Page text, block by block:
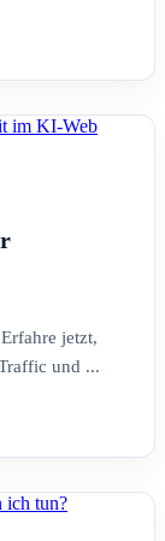
jetzt,
und ...